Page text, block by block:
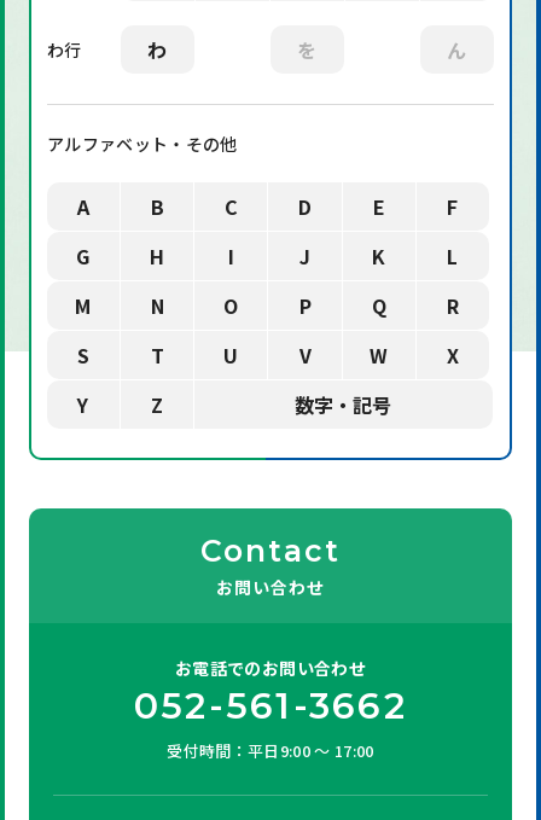
わ行 わ を ん
アルファベット・その他
A B C D E
F
G
H I J K
L
M
N O P Q
R
S
T U V W
X
Y
Z 数字・記号
Contact
お問い合わせ
お電話でのお問い合わせ
052-561-3662
受付時間：平日9:00 ～ 17:00